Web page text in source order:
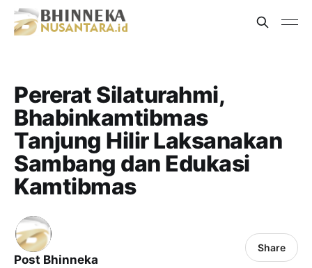
Pererat Silaturahmi,
Bhabinkamtibmas
Tanjung Hilir Laksanakan
Sambang dan Edukasi
Kamtibmas
Post Bhinneka
Share